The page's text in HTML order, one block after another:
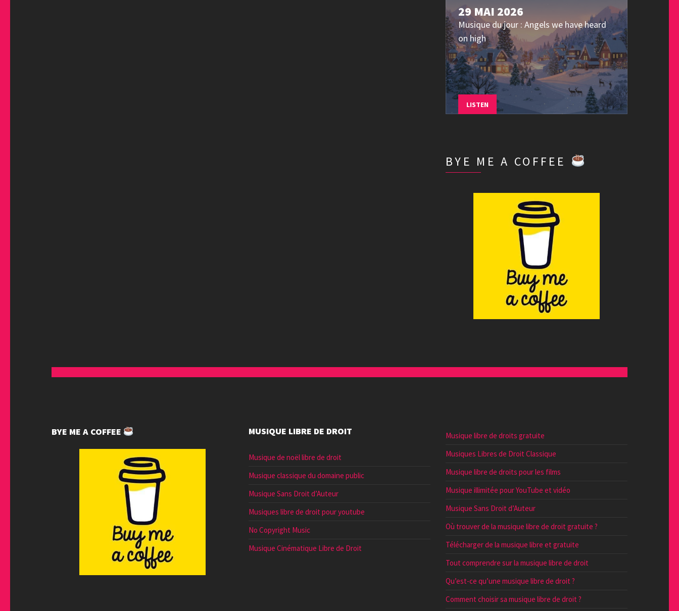
29 MAI 2026
Musique du jour : Angels we have heard
on high
LISTEN
BYE ME A COFFEE
BYE ME A COFFEE MUSIQUE LIBRE DE DROIT
Musique de noël libre de droit
Musique classique du domaine public
Musique Sans Droit d’Auteur
Musiques libre de droit pour youtube
No Copyright Music
Musique Cinématique Libre de Droit
Musique libre de droits gratuite
Musiques Libres de Droit Classique
Musique libre de droits pour les films
Musique illimitée pour YouTube et vidéo
Musique Sans Droit d’Auteur
Où trouver de la musique libre de droit gratuite ?
Télécharger de la musique libre et gratuite
Tout comprendre sur la musique libre de droit
Qu’est-ce qu’une musique libre de droit ?
Comment choisir sa musique libre de droit ?